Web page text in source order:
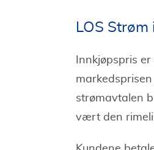
LOS
Innkjøpspris
strømavtalen
vært den